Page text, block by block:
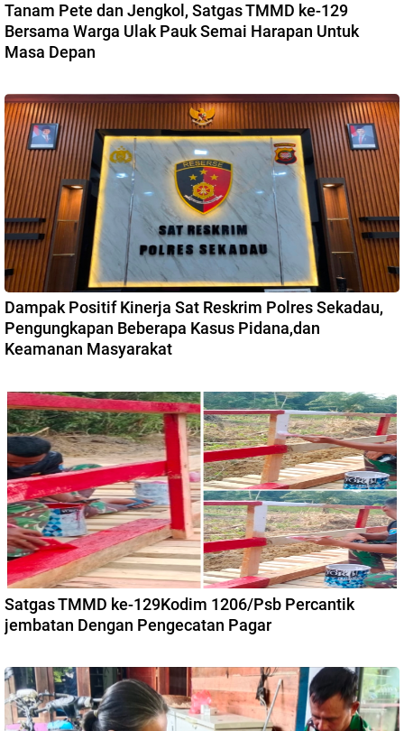
Tanam Pete dan Jengkol, Satgas TMMD ke-129
Bersama Warga Ulak Pauk Semai Harapan Untuk
Masa Depan
Dampak Positif Kinerja Sat Reskrim Polres Sekadau,
Pengungkapan Beberapa Kasus Pidana,dan
Keamanan Masyarakat
Satgas TMMD ke-129Kodim 1206/Psb Percantik
jembatan Dengan Pengecatan Pagar